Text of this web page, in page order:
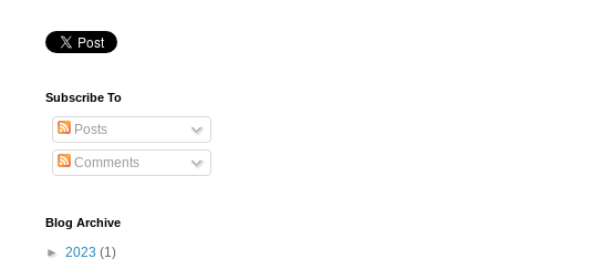
Subscribe To
Posts
Comments
Blog Archive
► 2023 (1)